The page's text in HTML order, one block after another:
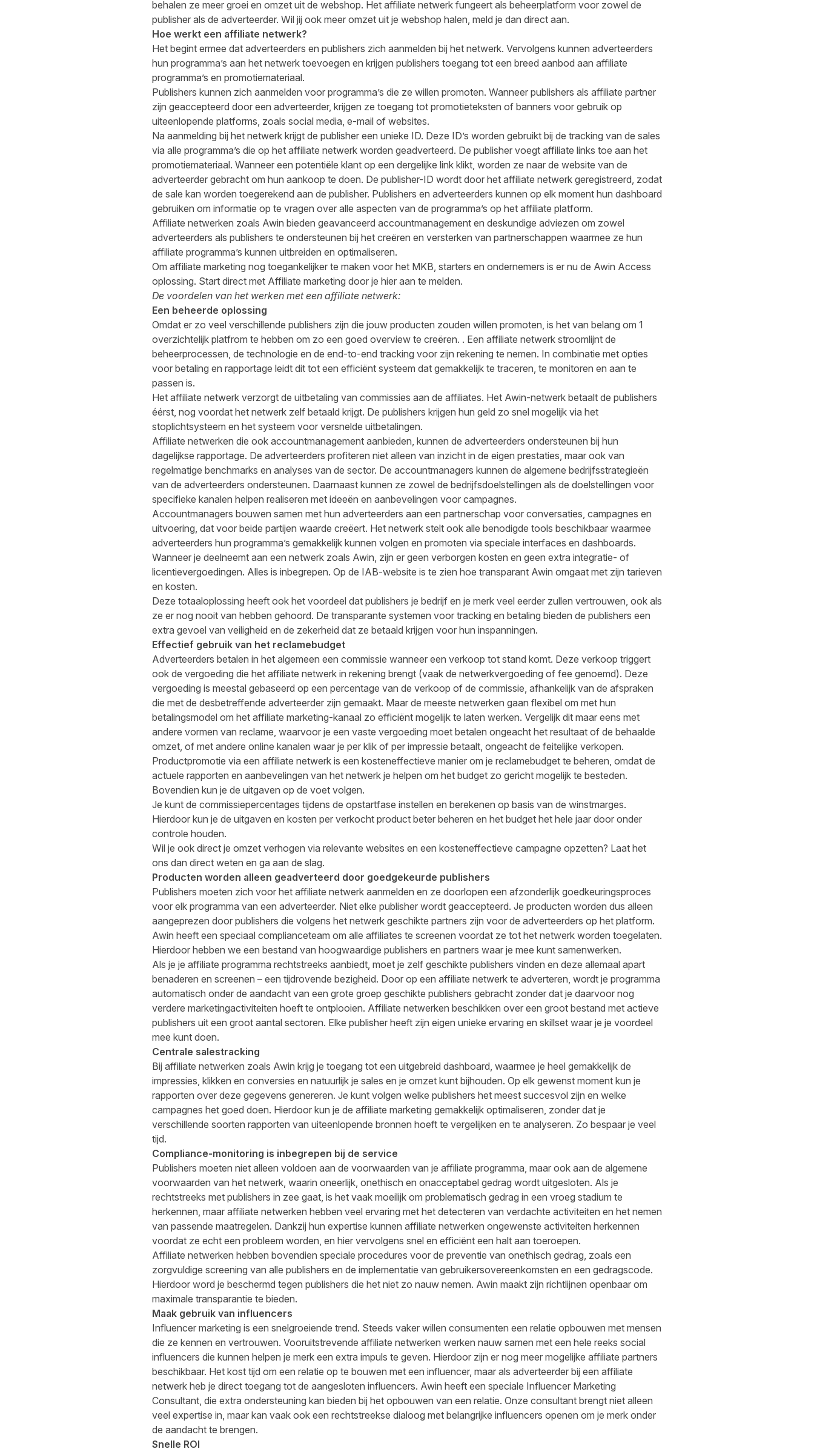
behalen ze meer groei en omzet uit de webshop. Het affiliate netwerk fungeert als beheerplatform voor zowel de
publisher als de adverteerder. Wil jij ook meer omzet uit je webshop halen, meld je dan direct aan.
Hoe werkt een affiliate netwerk?
Het begint ermee dat adverteerders en publishers zich aanmelden bij het netwerk. Vervolgens kunnen adverteerders
hun programma’s aan het netwerk toevoegen en krijgen publishers toegang tot een breed aanbod aan affiliate
programma’s en promotiemateriaal.
Publishers kunnen zich aanmelden voor programma’s die ze willen promoten. Wanneer publishers als affiliate partner
zijn geaccepteerd door een adverteerder, krijgen ze toegang tot promotieteksten of banners voor gebruik op
uiteenlopende platforms, zoals social media, e-mail of websites.
Na aanmelding bij het netwerk krijgt de publisher een unieke ID. Deze ID’s worden gebruikt bij de tracking van de sales
via alle programma’s die op het affiliate netwerk worden geadverteerd. De publisher voegt affiliate links toe aan het
promotiemateriaal. Wanneer een potentiële klant op een dergelijke link klikt, worden ze naar de website van de
adverteerder gebracht om hun aankoop te doen. De publisher-ID wordt door het affiliate netwerk geregistreerd, zodat
de sale kan worden toegerekend aan de publisher. Publishers en adverteerders kunnen op elk moment hun dashboard
gebruiken om informatie op te vragen over alle aspecten van de programma’s op het affiliate platform.
Affiliate netwerken zoals Awin bieden geavanceerd accountmanagement en deskundige adviezen om zowel
adverteerders als publishers te ondersteunen bij het creëren en versterken van partnerschappen waarmee ze hun
affiliate programma’s kunnen uitbreiden en optimaliseren.
Om affiliate marketing nog toegankelijker te maken voor het MKB, starters en ondernemers is er nu de Awin Access
oplossing. Start direct met Affiliate marketing door je hier aan te melden.
De voordelen van het werken met een affiliate netwerk:
Een beheerde oplossing
Omdat er zo veel verschillende publishers zijn die jouw producten zouden willen promoten, is het van belang om 1
overzichtelijk platfrom te hebben om zo een goed overview te creëren. . Een affiliate netwerk stroomlijnt de
beheerprocessen, de technologie en de end-to-end tracking voor zijn rekening te nemen. In combinatie met opties
voor betaling en rapportage leidt dit tot een efficiënt systeem dat gemakkelijk te traceren, te monitoren en aan te
passen is.
Het affiliate netwerk verzorgt de uitbetaling van commissies aan de affiliates. Het Awin-netwerk betaalt de publishers
éérst, nog voordat het netwerk zelf betaald krijgt. De publishers krijgen hun geld zo snel mogelijk via het
stoplichtsysteem en het systeem voor versnelde uitbetalingen.
Affiliate netwerken die ook accountmanagement aanbieden, kunnen de adverteerders ondersteunen bij hun
dagelijkse rapportage. De adverteerders profiteren niet alleen van inzicht in de eigen prestaties, maar ook van
regelmatige benchmarks en analyses van de sector. De accountmanagers kunnen de algemene bedrijfsstrategieën
van de adverteerders ondersteunen. Daarnaast kunnen ze zowel de bedrijfsdoelstellingen als de doelstellingen voor
specifieke kanalen helpen realiseren met ideeën en aanbevelingen voor campagnes.
Accountmanagers bouwen samen met hun adverteerders aan een partnerschap voor conversaties, campagnes en
uitvoering, dat voor beide partijen waarde creëert. Het netwerk stelt ook alle benodigde tools beschikbaar waarmee
adverteerders hun programma’s gemakkelijk kunnen volgen en promoten via speciale interfaces en dashboards.
Wanneer je deelneemt aan een netwerk zoals Awin, zijn er geen verborgen kosten en geen extra integratie- of
licentievergoedingen. Alles is inbegrepen. Op de IAB-website is te zien hoe transparant Awin omgaat met zijn tarieven
en kosten.
Deze totaaloplossing heeft ook het voordeel dat publishers je bedrijf en je merk veel eerder zullen vertrouwen, ook als
ze er nog nooit van hebben gehoord. De transparante systemen voor tracking en betaling bieden de publishers een
extra gevoel van veiligheid en de zekerheid dat ze betaald krijgen voor hun inspanningen.
Effectief gebruik van het reclamebudget
Adverteerders betalen in het algemeen een commissie wanneer een verkoop tot stand komt. Deze verkoop triggert
ook de vergoeding die het affiliate netwerk in rekening brengt (vaak de netwerkvergoeding of fee genoemd). Deze
vergoeding is meestal gebaseerd op een percentage van de verkoop of de commissie, afhankelijk van de afspraken
die met de desbetreffende adverteerder zijn gemaakt. Maar de meeste netwerken gaan flexibel om met hun
betalingsmodel om het affiliate marketing-kanaal zo efficiënt mogelijk te laten werken. Vergelijk dit maar eens met
andere vormen van reclame, waarvoor je een vaste vergoeding moet betalen ongeacht het resultaat of de behaalde
omzet, of met andere online kanalen waar je per klik of per impressie betaalt, ongeacht de feitelijke verkopen.
Productpromotie via een affiliate netwerk is een kosteneffectieve manier om je reclamebudget te beheren, omdat de
actuele rapporten en aanbevelingen van het netwerk je helpen om het budget zo gericht mogelijk te besteden.
Bovendien kun je de uitgaven op de voet volgen.
Je kunt de commissiepercentages tijdens de opstartfase instellen en berekenen op basis van de winstmarges.
Hierdoor kun je de uitgaven en kosten per verkocht product beter beheren en het budget het hele jaar door onder
controle houden.
Wil je ook direct je omzet verhogen via relevante websites en een kosteneffectieve campagne opzetten? Laat het
ons dan direct weten en ga aan de slag.
Producten worden alleen geadverteerd door goedgekeurde publishers
Publishers moeten zich voor het affiliate netwerk aanmelden en ze doorlopen een afzonderlijk goedkeuringsproces
voor elk programma van een adverteerder. Niet elke publisher wordt geaccepteerd. Je producten worden dus alleen
aangeprezen door publishers die volgens het netwerk geschikte partners zijn voor de adverteerders op het platform.
Awin heeft een speciaal complianceteam om alle affiliates te screenen voordat ze tot het netwerk worden toegelaten.
Hierdoor hebben we een bestand van hoogwaardige publishers en partners waar je mee kunt samenwerken.
Als je je affiliate programma rechtstreeks aanbiedt, moet je zelf geschikte publishers vinden en deze allemaal apart
benaderen en screenen – een tijdrovende bezigheid. Door op een affiliate netwerk te adverteren, wordt je programma
automatisch onder de aandacht van een grote groep geschikte publishers gebracht zonder dat je daarvoor nog
verdere marketingactiviteiten hoeft te ontplooien. Affiliate netwerken beschikken over een groot bestand met actieve
publishers uit een groot aantal sectoren. Elke publisher heeft zijn eigen unieke ervaring en skillset waar je je voordeel
mee kunt doen.
Centrale salestracking
Bij affiliate netwerken zoals Awin krijg je toegang tot een uitgebreid dashboard, waarmee je heel gemakkelijk de
impressies, klikken en conversies en natuurlijk je sales en je omzet kunt bijhouden. Op elk gewenst moment kun je
rapporten over deze gegevens genereren. Je kunt volgen welke publishers het meest succesvol zijn en welke
campagnes het goed doen. Hierdoor kun je de affiliate marketing gemakkelijk optimaliseren, zonder dat je
verschillende soorten rapporten van uiteenlopende bronnen hoeft te vergelijken en te analyseren. Zo bespaar je veel
tijd.
Compliance-monitoring is inbegrepen bij de service
Publishers moeten niet alleen voldoen aan de voorwaarden van je affiliate programma, maar ook aan de algemene
voorwaarden van het netwerk, waarin oneerlijk, onethisch en onacceptabel gedrag wordt uitgesloten. Als je
rechtstreeks met publishers in zee gaat, is het vaak moeilijk om problematisch gedrag in een vroeg stadium te
herkennen, maar affiliate netwerken hebben veel ervaring met het detecteren van verdachte activiteiten en het nemen
van passende maatregelen. Dankzij hun expertise kunnen affiliate netwerken ongewenste activiteiten herkennen
voordat ze echt een probleem worden, en hier vervolgens snel en efficiënt een halt aan toeroepen.
Affiliate netwerken hebben bovendien speciale procedures voor de preventie van onethisch gedrag, zoals een
zorgvuldige screening van alle publishers en de implementatie van gebruikersovereenkomsten en een gedragscode.
Hierdoor word je beschermd tegen publishers die het niet zo nauw nemen. Awin maakt zijn richtlijnen openbaar om
maximale transparantie te bieden.
Maak gebruik van influencers
Influencer marketing is een snelgroeiende trend. Steeds vaker willen consumenten een relatie opbouwen met mensen
die ze kennen en vertrouwen. Vooruitstrevende affiliate netwerken werken nauw samen met een hele reeks social
influencers die kunnen helpen je merk een extra impuls te geven. Hierdoor zijn er nog meer mogelijke affiliate partners
beschikbaar. Het kost tijd om een relatie op te bouwen met een influencer, maar als adverteerder bij een affiliate
netwerk heb je direct toegang tot de aangesloten influencers. Awin heeft een speciale Influencer Marketing
Consultant, die extra ondersteuning kan bieden bij het opbouwen van een relatie. Onze consultant brengt niet alleen
veel expertise in, maar kan vaak ook een rechtstreekse dialoog met belangrijke influencers openen om je merk onder
de aandacht te brengen.
Snelle ROI